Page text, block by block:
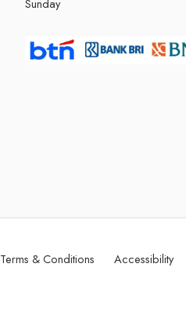
Sunday
Terms & Conditions Accessibility